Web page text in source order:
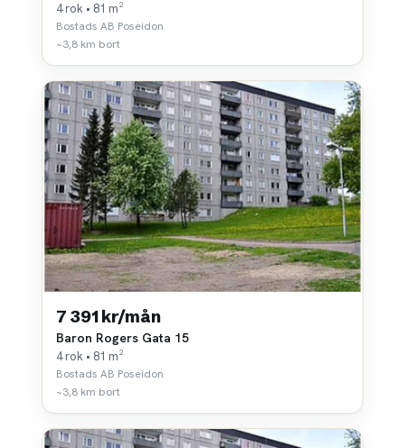
4 rok • 81 m²
Bostads AB Poseidon
~3,8 km bort
7 391 kr/mån
Baron Rogers Gata 15
4 rok • 81 m²
Bostads AB Poseidon
~3,8 km bort